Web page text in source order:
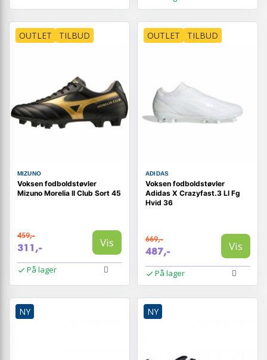
OUTLET TILBUD
MIZUNO
Voksen fodboldstøvler
Mizuno Morelia II Club Sort 45
459,-
311,- Vis
På lager
OUTLET TILBUD
ADIDAS
Voksen fodboldstøvler
Adidas X Crazyfast.3 Ll Fg
Hvid 36
669,-
487,- Vis
På lager
NY NY